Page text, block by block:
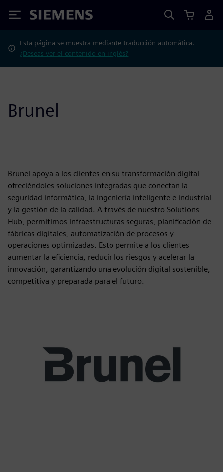
Siemens
Esta página se muestra mediante traducción automática.
¿Deseas ver el contenido en inglés?
Brunel
Brunel apoya a los clientes en su transformación digital
ofreciéndoles soluciones integradas que conectan la
seguridad informática, la ingeniería inteligente e industrial
y la gestión de la calidad. A través de nuestro Solutions
Hub, permitimos infraestructuras seguras, planificación de
fábricas digitales, automatización de procesos y
operaciones optimizadas. Esto permite a los clientes
aumentar la eficiencia, reducir los riesgos y acelerar la
innovación, garantizando una evolución digital sostenible,
competitiva y preparada para el futuro.